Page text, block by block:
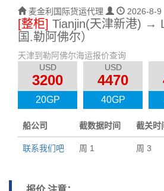
麦金利国际货运代理 2026-8-9
[整柜] Tianjin(天津新港) →
国.勒阿佛尔）
天津到勒阿佛尔海运报价查询
USD
3200
20GP
USD
4470
40GP
船公司 截数据时间 截关时
联系我们吧 周 1 周 3